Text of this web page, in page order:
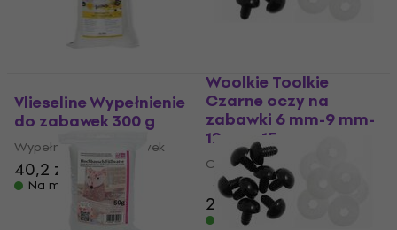
Vlieseline Wypełnienie
do zabawek 300 g
Wypełnienie do zabawek
40,2 zł
Na magazynie
Woolkie Toolkie
Czarne oczy na
zabawki 6 mm-9 mm-
12 mm-15 mm
Oczy/Nosy do zabawek
5/5
25 zł
Na magazynie